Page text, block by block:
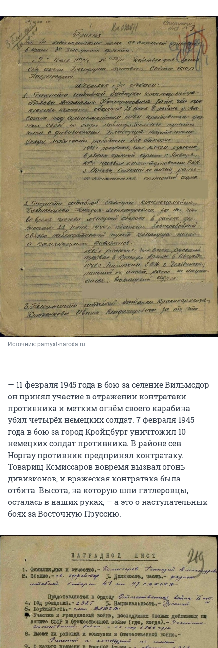
Источник: pamyat-naroda.ru
— 11 февраля 1945 года в бою за селение Вильмсдор
он принял участие в отражении контратаки
противника и метким огнём своего карабина
убил четырёх немецких солдат. 7 февраля 1945
года в бою за город Кройцбург уничтожил 10
немецких солдат противника. В районе сев.
Норгау противник предпринял контратаку.
Товарищ Комиссаров вовремя вызвал огонь
дивизионов, и вражеская контратака была
отбита. Высота, на которую шли гитлеровцы,
осталась в наших руках, — а это о наступательных
боях за Восточную Пруссию.